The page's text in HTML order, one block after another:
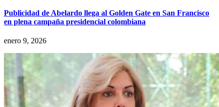
Publicidad de Abelardo llega al Golden Gate en San Francisco
en plena campaña presidencial colombiana
enero 9, 2026